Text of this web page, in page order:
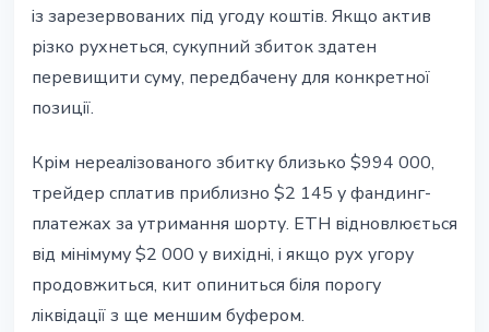
із зарезервованих під угоду коштів. Якщо актив
різко рухнеться, сукупний збиток здатен
перевищити суму, передбачену для конкретної
позиції.
Крім нереалізованого збитку близько $994 000,
трейдер сплатив приблизно $2 145 у фандинг-
платежах за утримання шорту. ETH відновлюється
від мінімуму $2 000 у вихідні, і якщо рух угору
продовжиться, кит опиниться біля порогу
ліквідації з ще меншим буфером.